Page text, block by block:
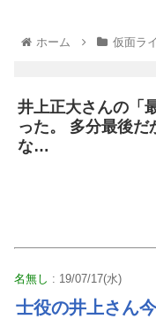
ホーム 仮面ラ
井上正大さんの「
った。 多分最後だ
な…
名無し : 19/07/17(水)
士役の井上さん